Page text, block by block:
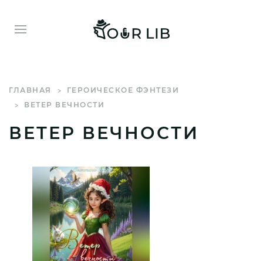
ГЛАВНАЯ
ГЕРОИЧЕСКОЕ ФЭНТЕЗИ
ВЕТЕР ВЕЧНОСТИ
ВЕТЕР ВЕЧНОСТИ